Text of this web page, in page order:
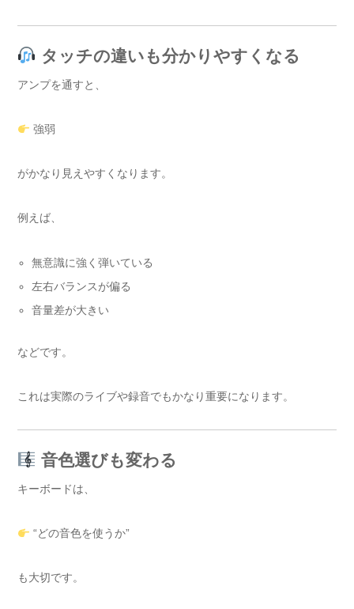
タッチの違いも分かりやすくなる
アンプを通すと、
強弱
がかなり見えやすくなります。
例えば、
無意識に強く弾いている
左右バランスが偏る
音量差が大きい
などです。
これは実際のライブや録音でもかなり重要になります。
音色選びも変わる
キーボードは、
“どの音色を使うか”
も大切です。